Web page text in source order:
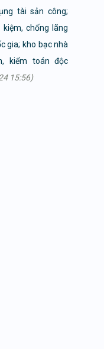
tài sản công;
chống lãng
gia; kho bạc nhà
kiểm toán độc
15:56)